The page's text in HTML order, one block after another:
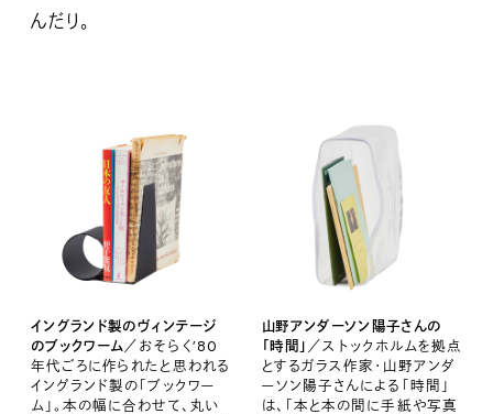
んだり。
イングランド製のヴィンテージ
のブックワーム／おそらく’80
年代ごろに作られたと思われる
イングランド製の「ブックワー
ム」。本の幅に合わせて、丸い
山野アンダーソン陽子さんの
「時間」／ストックホルムを拠点
とするガラス作家・山野アンダ
ーソン陽子さんによる「時間」
は、「本と本の間に手紙や写真